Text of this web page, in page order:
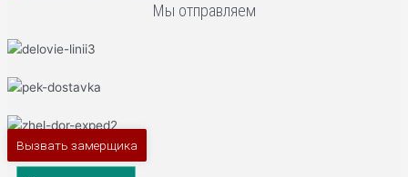
Мы отправляем
Вызвать замерщика